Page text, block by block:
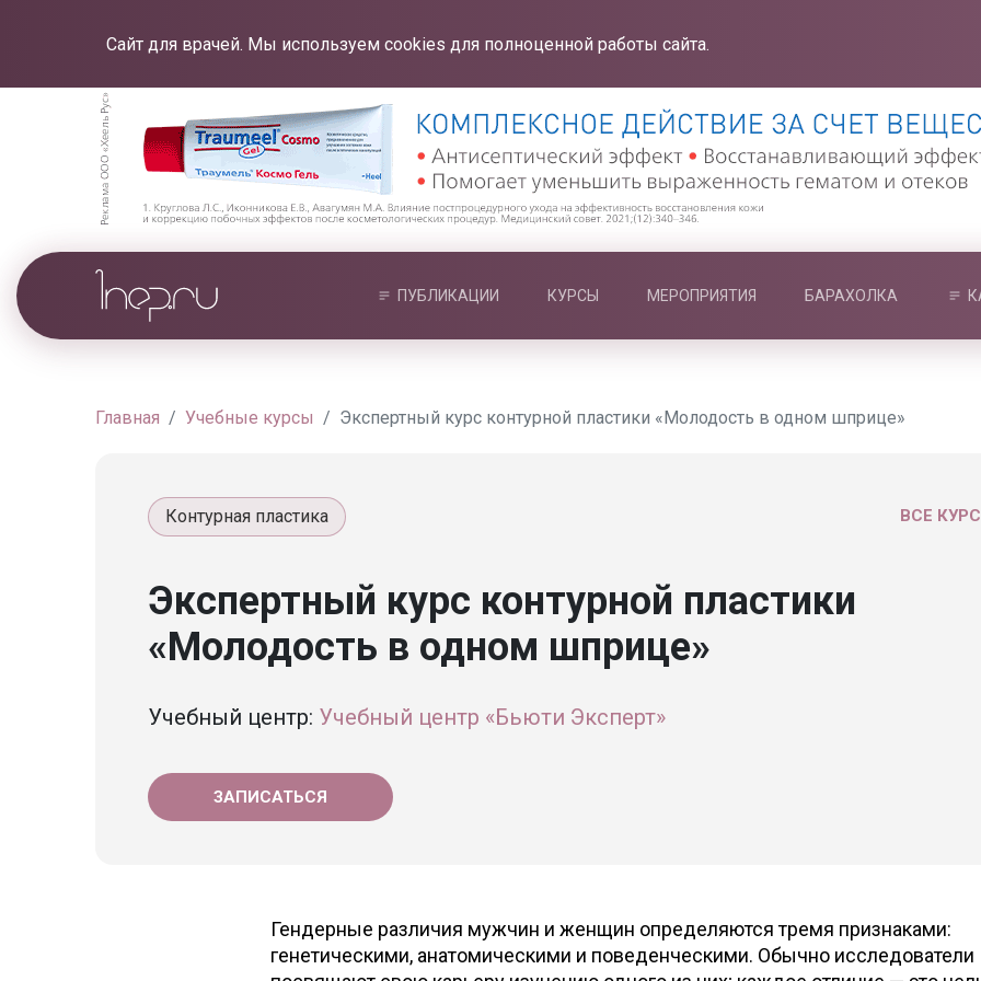
Сайт для врачей. Мы используем cookies для полноценной работы сайта.
ПУБЛИКАЦИИ КУРСЫ МЕРОПРИЯТИЯ БАРАХОЛКА
Главная Учебные курсы Экспертный курс контурной пластики «Молодость в одном шприце»
ВСЕ
Контурная пластика
Экспертный курс контурной пластики
«Молодость в одном шприце»
Учебный центр: Учебный центр «Бьюти Эксперт»
ЗАПИСАТЬСЯ
Гендерные различия мужчин и женщин определяются тремя признаками:
генетическими, анатомическими и поведенческими. Обычно исследователи